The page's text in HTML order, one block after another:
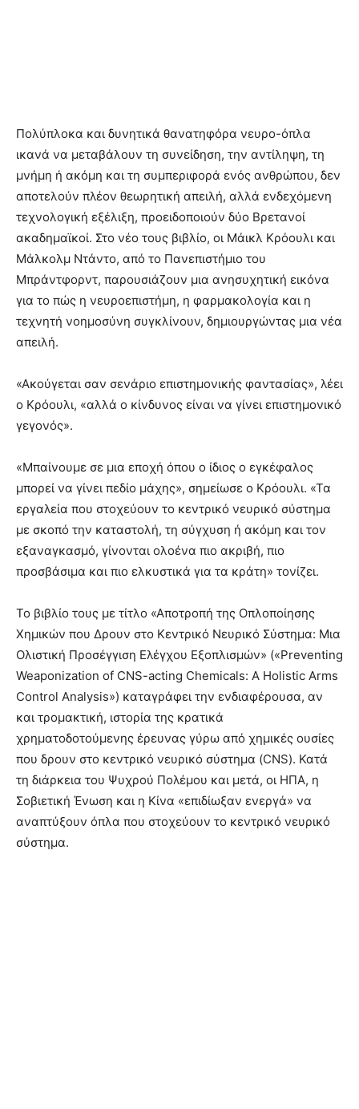
Πολύπλοκα και δυνητικά θανατηφόρα νευρο-όπλα
ικανά να μεταβάλουν τη συνείδηση, την αντίληψη, τη
μνήμη ή ακόμη και τη συμπεριφορά ενός ανθρώπου, δεν
αποτελούν πλέον θεωρητική απειλή, αλλά ενδεχόμενη
τεχνολογική εξέλιξη, προειδοποιούν δύο Βρετανοί
ακαδημαϊκοί. Στο νέο τους βιβλίο, οι Μάικλ Κρόουλι και
Μάλκολμ Ντάντο, από το Πανεπιστήμιο του
Μπράντφορντ, παρουσιάζουν μια ανησυχητική εικόνα
για το πώς η νευροεπιστήμη, η φαρμακολογία και η
τεχνητή νοημοσύνη συγκλίνουν, δημιουργώντας μια νέα
απειλή.
«Ακούγεται σαν σενάριο επιστημονικής φαντασίας», λέει
ο Κρόουλι, «αλλά ο κίνδυνος είναι να γίνει επιστημονικό
γεγονός».
«Μπαίνουμε σε μια εποχή όπου ο ίδιος ο εγκέφαλος
μπορεί να γίνει πεδίο μάχης», σημείωσε ο Κρόουλι. «Τα
εργαλεία που στοχεύουν το κεντρικό νευρικό σύστημα
με σκοπό την καταστολή, τη σύγχυση ή ακόμη και τον
εξαναγκασμό, γίνονται ολοένα πιο ακριβή, πιο
προσβάσιμα και πιο ελκυστικά για τα κράτη» τονίζει.
Το βιβλίο τους με τίτλο «Αποτροπή της Οπλοποίησης
Χημικών που Δρουν στο Κεντρικό Νευρικό Σύστημα: Μια
Ολιστική Προσέγγιση Ελέγχου Εξοπλισμών» («Preventing
Weaponization of CNS-acting Chemicals: A Holistic Arms
Control Analysis») καταγράφει την ενδιαφέρουσα, αν
και τρομακτική, ιστορία της κρατικά
χρηματοδοτούμενης έρευνας γύρω από χημικές ουσίες
που δρουν στο κεντρικό νευρικό σύστημα (CNS). Κατά
τη διάρκεια του Ψυχρού Πολέμου και μετά, οι ΗΠΑ, η
Σοβιετική Ένωση και η Κίνα «επιδίωξαν ενεργά» να
αναπτύξουν όπλα που στοχεύουν το κεντρικό νευρικό
σύστημα.